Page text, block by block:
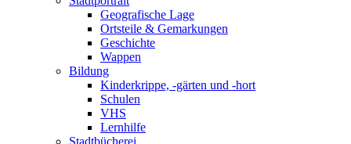
Geografische Lage
Ortsteile & Gemarkungen
Geschichte
Wappen
Bildung
Kinderkrippe, -gärten und -hort
Schulen
VHS
Lernhilfe
Stadtbücherei